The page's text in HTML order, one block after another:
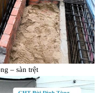
– sàn trệt